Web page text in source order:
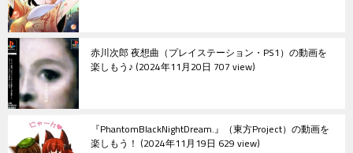
赤川次郎 夜想曲（プレイステーション・PS1）の動画を
楽しもう♪ 2024年11月20日 707 view
『PhantomBlackNightDream.』（東方Project）の動画を
楽しもう！ 2024年11月19日 629 view